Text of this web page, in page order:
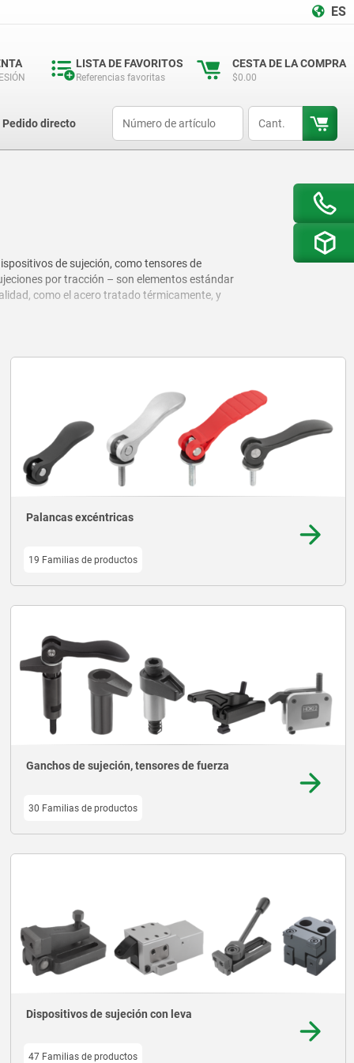
ES
LISTA DE FAVORITOS
Referencias favoritas
CESTA DE LA COMPRA
$0.00
Pedido directo
de sujeción, como tensores de
por tracción – son elementos estándar
como el acero tratado térmicamente, y
Palancas excéntricas
19 Familias de productos
Ganchos de sujeción, tensores de fuerza
30 Familias de productos
Dispositivos de sujeción con leva
47 Familias de productos